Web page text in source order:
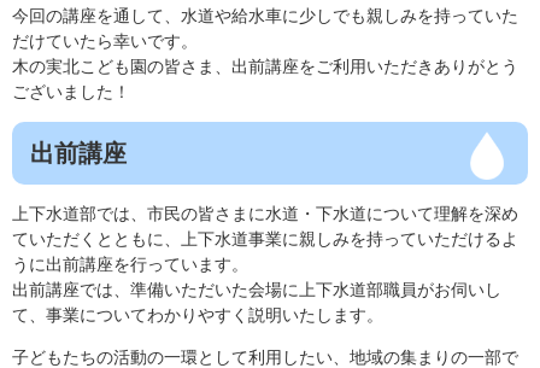
今回の講座を通して、水道や給水車に少しでも親しみを持っていた
だけていたら幸いです。
木の実北こども園の皆さま、出前講座をご利用いただきありがとう
ございました！
出前講座
上下水道部では、市民の皆さまに水道・下水道について理解を深め
ていただくとともに、上下水道事業に親しみを持っていただけるよ
うに出前講座を行っています。
出前講座では、準備いただいた会場に上下水道部職員がお伺いし
て、事業についてわかりやすく説明いたします。
子どもたちの活動の一環として利用したい、地域の集まりの一部で